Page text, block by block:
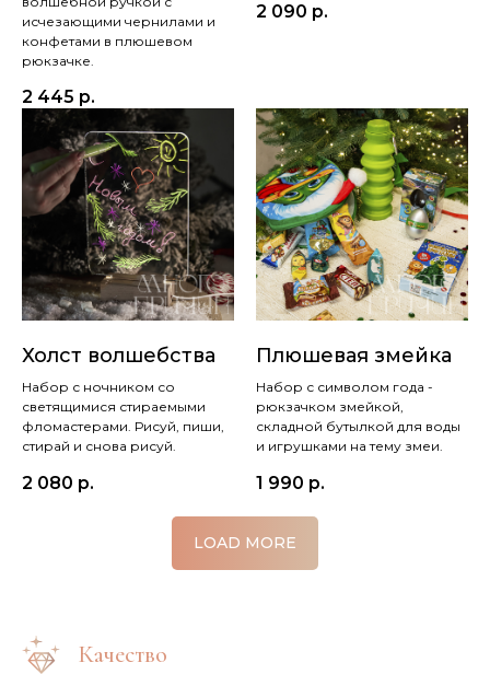
исчезающими чернилами и
конфетами в плюшевом
рюкзачке.
2 445 р.
2 090 р.
Холст волшебства
Набор с ночником со
светящимися стираемыми
фломастерами. Рисуй, пиши,
стирай и снова рисуй.
2 080 р.
Плюшевая змейка
Набор с символом года -
рюкзачком змейкой,
складной бутылкой для воды
и игрушками на тему змеи.
1 990 р.
LOAD MORE
Качество